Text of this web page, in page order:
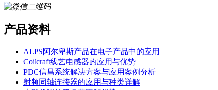
产品资料
ALPS阿尔卑斯产品在电子产品中的应用
Coilcraft线艺电感器的应用与优势
PDC信昌系统解决方案与应用案例分析
射频同轴连接器的应用与种类详解